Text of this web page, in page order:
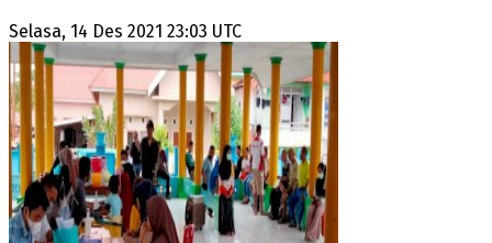
Selasa, 14 Des 2021 23:03 UTC